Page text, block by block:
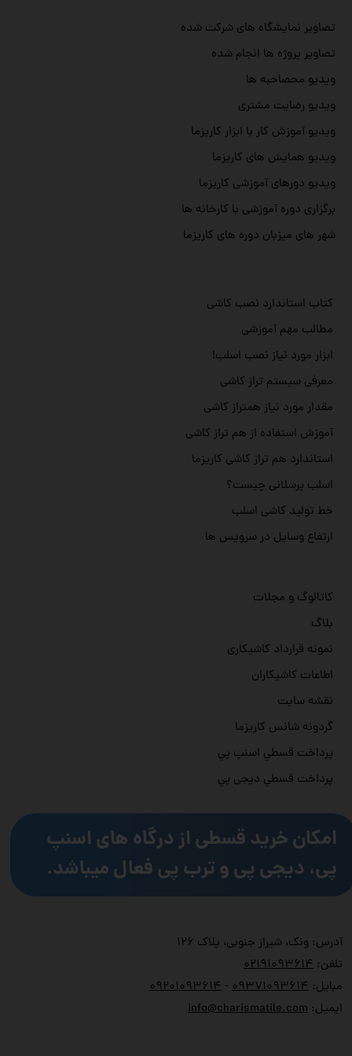
آدرس: ونک، شیراز جنوبی، پلاک ۱۲۶
تلفن:
۰۲۱۹۱۰۹۳۶۱۴
مبایل:
۰۹۳۷۱۰۹۳۶۱۴ - ۰۹۲۰۱۰۹۳۶۱۴
ایمیل:info@charismatile.com
تصاویر نمایشگاه های شرکت شده
تصاویر پروژه ها انجام شده
ویدیو محصاحبه ها
ویدیو رضایت مشتری
ویدیو آموزش کار با ابزار کاریزما
ویدیو همایش های کاریزما
ویدیو دورهای آموزشی کاریزما
برگزاری دوره آموزشی با کارخانه ها
شهر های میزبان دوره های کاریزما
کاتالوگ و مجلات
بلاگ
نمونه قرارداد کاشیکاری
اطاعات کاشیکاران
نقشه سایت
گردونه شانس کاریزما
پرداخت قسطي اسنپ پي
پرداخت قسطي دیجی پي
کتاب استاندارد نصب کاشی
مطالب مهم آموزشی
ابزار مورد نیاز نصب اسلب!
معرفی سیستم تراز کاشی
مقدار مورد نیاز همتراز کاشی
آموزش استفاده از هم تراز کاشی
استاندارد هم تراز کاشی کاریزما
اسلب پرسلانی چیست؟
خط تولید کاشی اسلب
ارتفاع وسایل در سرویس ها
امکان خرید قسطی از درگاه های اسنپ
پی، دیجی پی و ترب پی فعال میباشد.